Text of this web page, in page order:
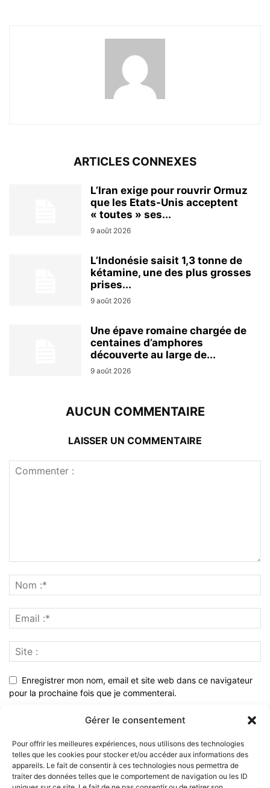
Gérer le consentement
Pour offrir les meilleures expériences, nous utilisons des technologies
telles que les cookies pour stocker et/ou accéder aux informations des
appareils. Le fait de consentir à ces technologies nous permettra de
traiter des données telles que le comportement de navigation ou les ID
ARTICLES CONNEXES
L’Iran exige pour rouvrir Ormuz
que les Etats-Unis acceptent
« toutes » ses...
9 août 2026
L’Indonésie saisit 1,3 tonne de
kétamine, une des plus grosses
prises...
9 août 2026
Une épave romaine chargée de
centaines d’amphores
découverte au large de...
9 août 2026
AUCUN COMMENTAIRE
LAISSER UN COMMENTAIRE
Enregistrer mon nom, email et site web dans ce navigateur
pour la prochaine fois que je commenterai.